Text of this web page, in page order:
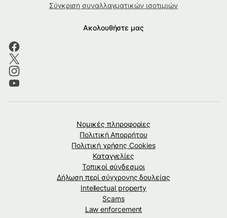
Σύγκριση συναλλαγματικών ισοτιμιών
Ακολουθήστε μας
Νομικές πληροφορίες
Πολιτική Απορρήτου
Πολιτική χρήσης Cookies
Καταγγελίες
Τοπικοί σύνδεσμοι
Δήλωση περί σύγχρονης δουλείας
Intellectual property
Scams
Law enforcement